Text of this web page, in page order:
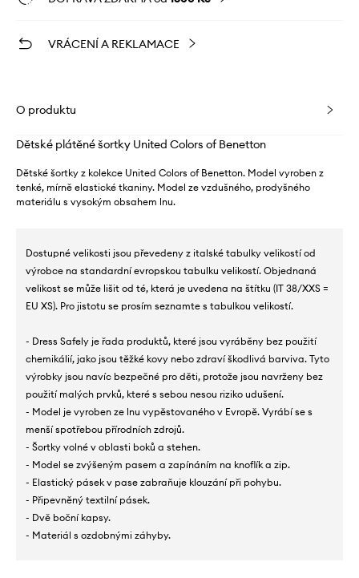
VRÁCENÍ A REKLAMACE
O produktu
Dětské plátěné šortky United Colors of Benetton
Dětské šortky z kolekce United Colors of Benetton. Model vyroben z
tenké, mírně elastické tkaniny. Model ze vzdušného, ​​prodyšného
materiálu s vysokým obsahem lnu.
Dostupné velikosti jsou převedeny z italské tabulky velikostí od
výrobce na standardní evropskou tabulku velikostí. Objednaná
velikost se může lišit od té, která je uvedena na štítku (IT 38/XXS =
EU XS). Pro jistotu se prosím seznamte s tabulkou velikostí.
- Dress Safely je řada produktů, které jsou vyráběny bez použití
chemikálií, jako jsou těžké kovy nebo zdraví škodlivá barviva. Tyto
výrobky jsou navíc bezpečné pro děti, protože jsou navrženy bez
použití malých prvků, které s sebou nesou riziko udušení.
- Model je vyroben ze lnu vypěstovaného v Evropě. Vyrábí se s
menší spotřebou přírodních zdrojů.
- Šortky volné v oblasti boků a stehen.
- Model se zvýšeným pasem a zapínáním na knoflík a zip.
- Elastický pásek v pase zabraňuje klouzání při pohybu.
- Připevněný textilní pásek.
- Dvě boční kapsy.
- Materiál s ozdobnými záhyby.